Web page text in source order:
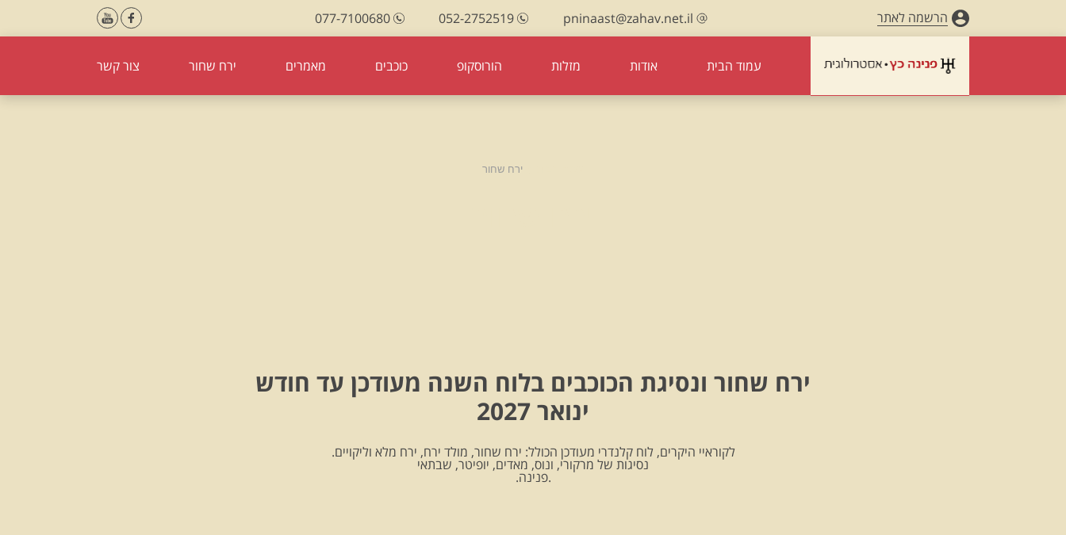
הרשמה לאתר pninaast@zahav.net.il
052-2752519
077-7100680
עמוד הבית אודות מזלות הורוסקופ כוכבים מאמרים ירח שחור צור קשר
ירח שחור
ירח שחור ונסיגת הכוכבים בלוח השנה מעודכן עד חודש
ינואר 2027
לקוראיי היקרים, לוח קלנדרי מעודכן הכולל: ירח שחור, מולד ירח, ירח מלא וליקויים.
נסיגות של מרקורי, ונוס, מאדים, יופיטר, שבתאי
.פנינה.